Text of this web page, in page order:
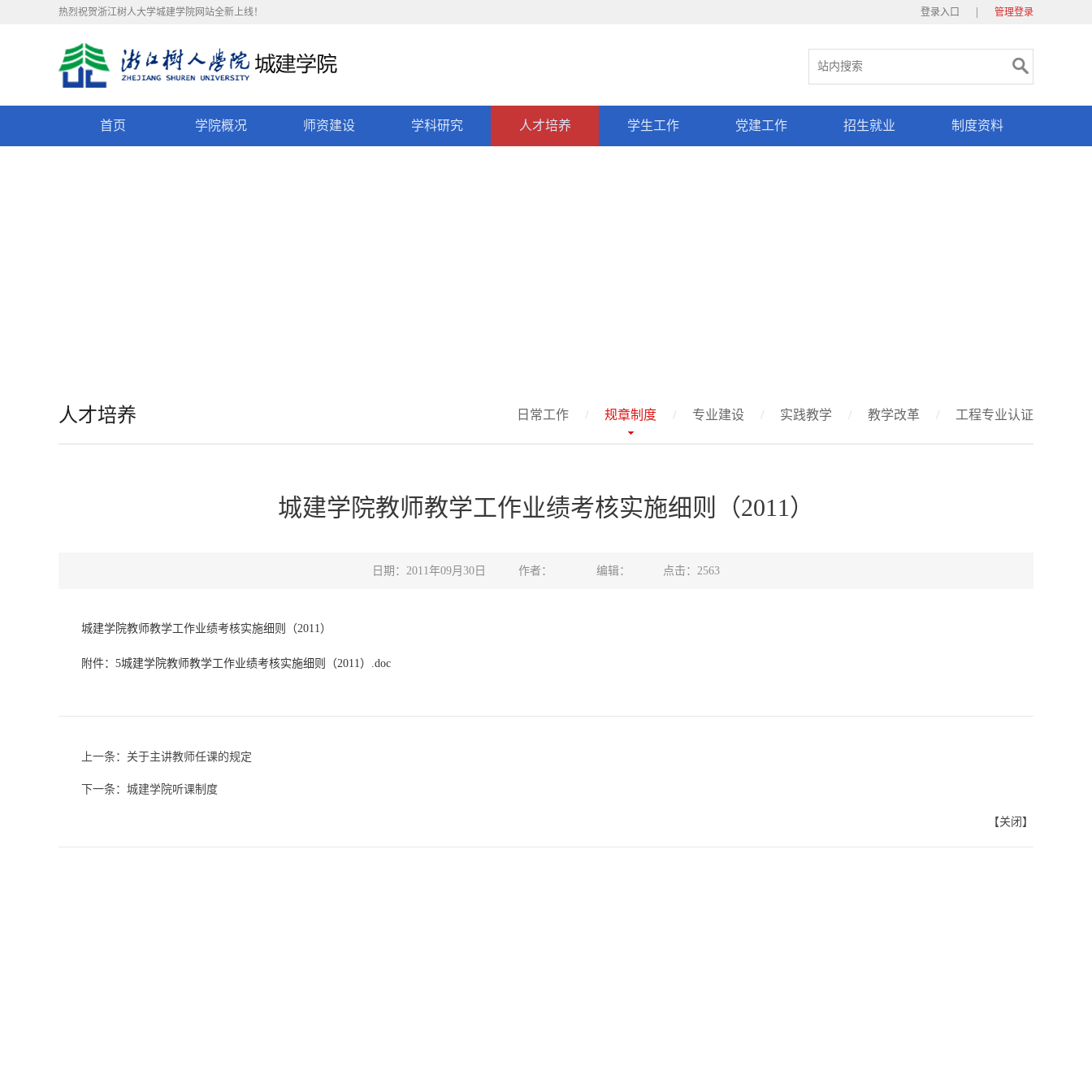
热烈祝贺浙江树人大学城建学院网站全新上线！ 登录入口 管理登录
首页 学院概况 师资建设 学科研究 人才培养 学生工作 党建工作 招生就业 制度资料
人才培养 日常工作 / 规章制度 / 专业建设 / 实践教学 / 教学改革 / 工程专业认证
城建学院教师教学工作业绩考核实施细则（2011）
日期：2011年09月30日 作者： 编辑： 点击： 2563
城建学院教师教学工作业绩考核实施细则（2011）
附件： 5城建学院教师教学工作业绩考核实施细则（2011）.doc
上一条： 关于主讲教师任课的规定
下一条： 城建学院听课制度
【关闭 】